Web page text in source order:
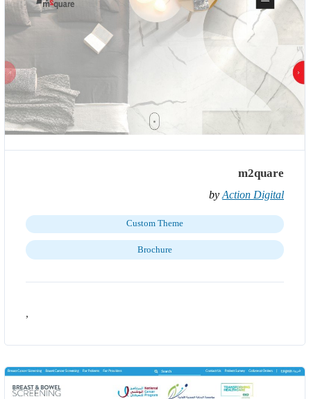
m2quare
by Action Digital
Custom Theme
Brochure
,